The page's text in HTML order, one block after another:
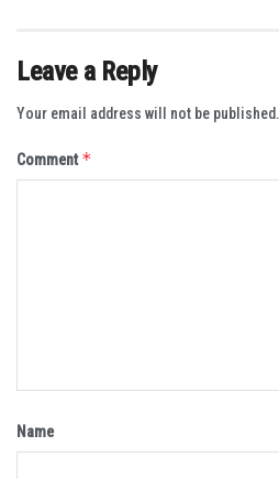
Leave a Reply
Your email address will not be published.
Comment*
Name